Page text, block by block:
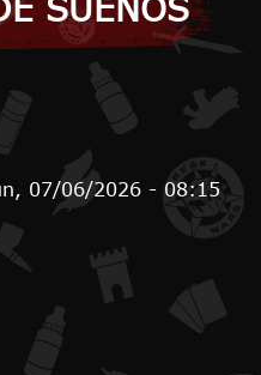
SUEÑOS
07/06/2026 - 08:15